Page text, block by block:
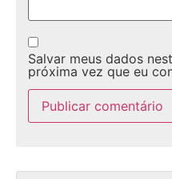
Salvar meus dados
próxima vez que eu